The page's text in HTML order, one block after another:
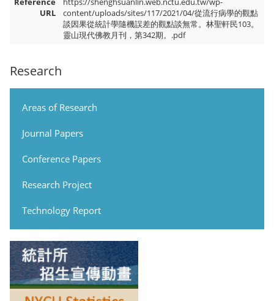
Research
Areas of Research
Journal Papers
Conference Papers
Research Project
Technology Report
URL
content/uploads/sites/117/2021/04/從流行病學的觀點
談因果從統計學隨機誤差的觀點談無常。林聖軒民103。
靈山現代佛教月刊，第342期。.pdf